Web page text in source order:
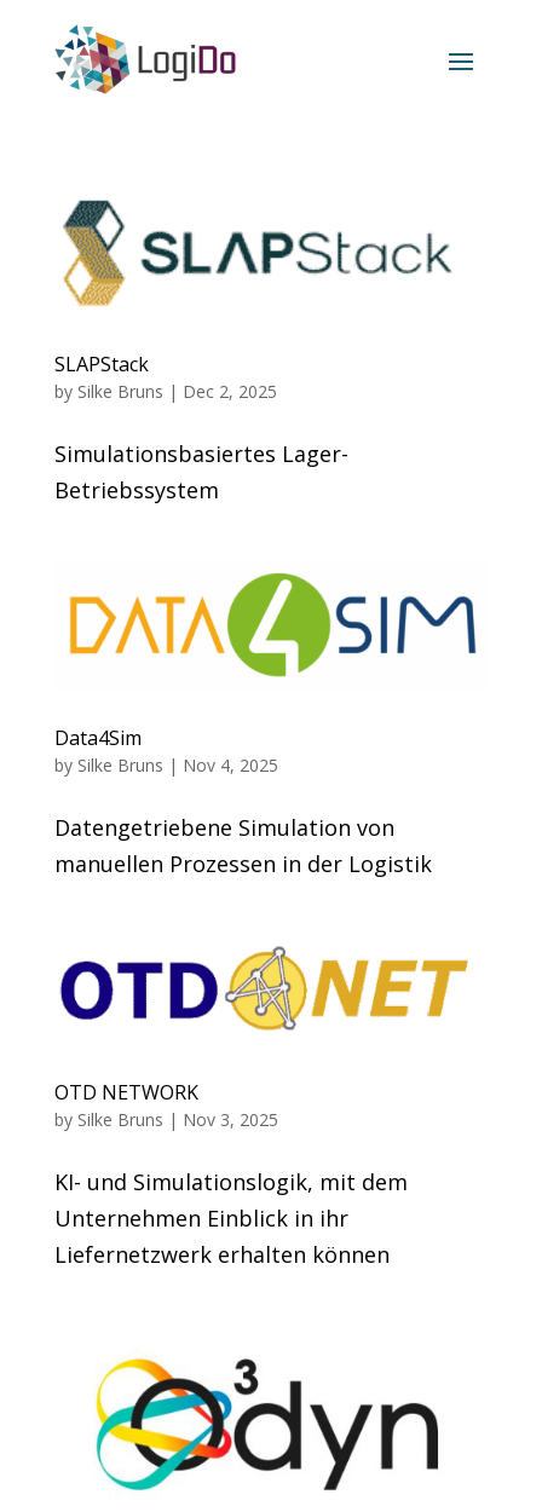
SLAPStack
by Silke Bruns | Dec 2, 2025
Simulationsbasiertes Lager-
Betriebssystem
Data4Sim
by Silke Bruns | Nov 4, 2025
Datengetriebene Simulation von
manuellen Prozessen in der Logistik
OTD NETWORK
by Silke Bruns | Nov 3, 2025
KI- und Simulationslogik, mit dem
Unternehmen Einblick in ihr
Liefernetzwerk erhalten können